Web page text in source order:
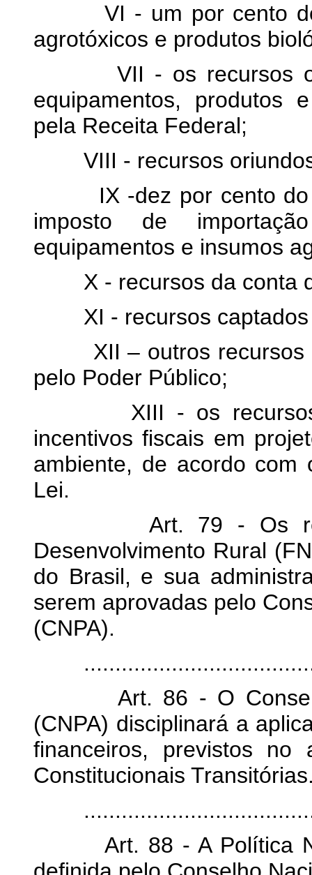
VI - um por cento do
agrotóxicos e produtos
VII - os recursos
equipamentos, produtos
pela Receita Federal;
VIII - recursos oriundos
IX -dez por cento do
imposto de
equipamentos e insumos
X - recursos da conta
XI - recursos captados
XII – outros recursos
pelo Poder Público;
XIII - os recursos
incentivos fiscais em
ambiente, de acordo
Lei.
Art. 79 - Os
Desenvolvimento Rural
do Brasil, e sua
serem aprovadas pelo
(CNPA).
Art. 86 - O Conselho
(CNPA) disciplinará a
financeiros, previstos
Constitucionais
Art. 88 - A Política